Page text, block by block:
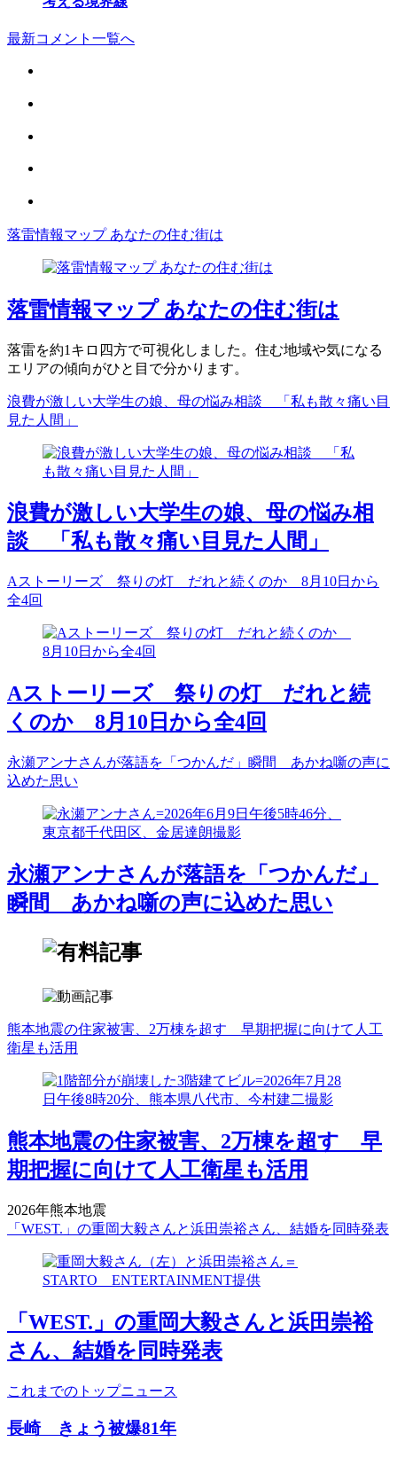
最新コメント一覧へ
落雷情報マップ あなたの住む街は
落雷情報マップ あなたの住む街は
落雷を約1キロ四方で可視化しました。住む地域や気になる
エリアの傾向がひと目で分かります。
浪費が激しい大学生の娘、母の悩み相談 「私も散々痛い目
見た人間」
浪費が激しい大学生の娘、母の悩み相
談 「私も散々痛い目見た人間」
Aストーリーズ 祭りの灯 だれと続くのか 8月10日から
全4回
Aストーリーズ 祭りの灯 だれと続
くのか 8月10日から全4回
永瀬アンナさんが落語を「つかんだ」瞬間 あかね噺の声に
込めた思い
永瀬アンナさんが落語を「つかんだ」
瞬間 あかね噺の声に込めた思い
熊本地震の住家被害、2万棟を超す 早期把握に向けて人工
衛星も活用
熊本地震の住家被害、2万棟を超す 早
期把握に向けて人工衛星も活用
2026年熊本地震
「WEST.」の重岡大毅さんと浜田崇裕さん、結婚を同時発表
「WEST.」の重岡大毅さんと浜田崇裕
さん、結婚を同時発表
これまでのトップニュース
長崎 きょう被爆81年